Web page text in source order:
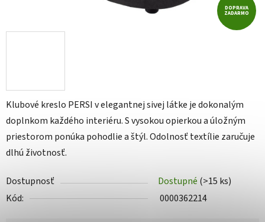
Klubové kreslo PERSI v elegantnej sivej látke je dokonalým
doplnkom každého interiéru. S vysokou opierkou a úložným
priestorom ponúka pohodlie a štýl. Odolnosť textílie zaručuje
dlhú životnosť.
Dostupnosť Dostupné (>15 ks)
Kód:
0000362214
DOPRAVA
ZADARMO